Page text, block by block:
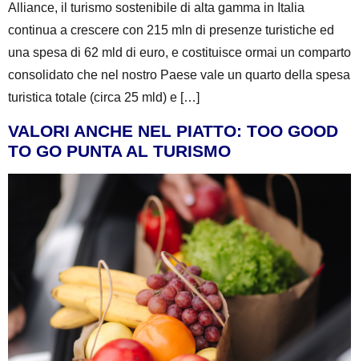
Alliance, il turismo sostenibile di alta gamma in Italia
continua a crescere con 215 mln di presenze turistiche ed
una spesa di 62 mld di euro, e costituisce ormai un comparto
consolidato che nel nostro Paese vale un quarto della spesa
turistica totale (circa 25 mld) e […]
VALORI ANCHE NEL PIATTO: TOO GOOD
TO GO PUNTA AL TURISMO